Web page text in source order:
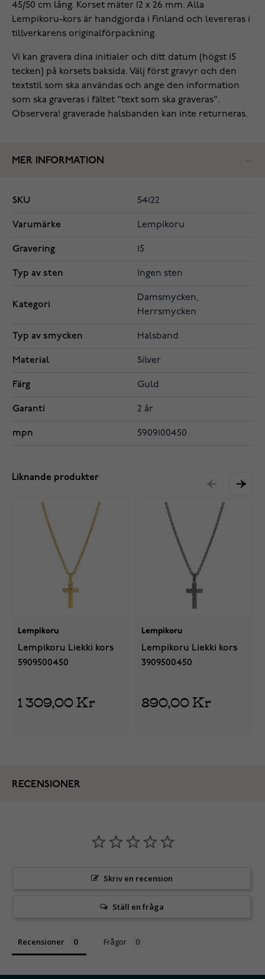
45/50 cm lång. Korset mäter 12 x 26 mm. Alla
Lempikoru-kors är handgjorda i Finland och levereras i
tillverkarens originalförpackning.
Vi kan gravera dina initialer och ditt datum (högst 15
tecken) på korsets baksida. Välj först gravyr och den
textstil som ska användas och ange den information
som ska graveras i fältet "text som ska graveras".
Observera! graverade halsbanden kan inte returneras.
MER INFORMATION
SKU 54122
Varumärke Lempikoru
Gravering 15
Typ av sten Ingen sten
Kategori
Damsmycken,
Herrsmycken
Typ av smycken Halsband
Material Silver
Färg Guld
Garanti 2 år
mpn 5909100450
Liknande produkter
Lempikoru
Lempikoru Liekki kors
5909500450
1 309,00 Kr
Lempikoru
Lempikoru Liekki kors
3909500450
890,00 Kr
RECENSIONER
Skriv en recension
Ställ en fråga
Recensioner Frågor